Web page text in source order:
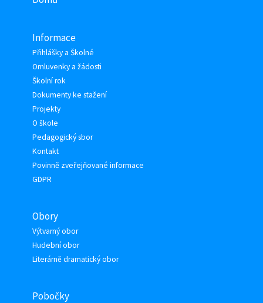
Informace
Přihlášky a Školné
Omluvenky a žádosti
Školní rok
Dokumenty ke stažení
Projekty
O škole
Pedagogický sbor
Kontakt
Povinně zveřejňované informace
GDPR
Obory
Výtvarný obor
Hudební obor
Literárně dramatický obor
Pobočky